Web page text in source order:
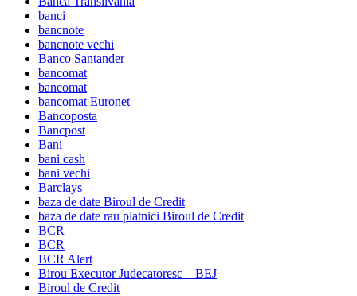
banci
bancnote
bancnote vechi
Banco Santander
bancomat
bancomat
bancomat Euronet
Bancoposta
Bancpost
Bani
bani cash
bani vechi
Barclays
baza de date Biroul de Credit
baza de date rau platnici Biroul de Credit
BCR
BCR
BCR Alert
Birou Executor Judecatoresc – BEJ
Biroul de Credit